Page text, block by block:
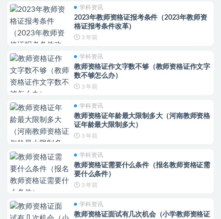
学科资讯
2023年教师资格证报考条件（2023年教师资
格证报考条件改革）
3 年前
学科资讯
教师资格证作文字数不够（教师资格证作文字
数不够怎么办）
3 年前
学科资讯
教师资格证年龄最大限制多大（河南教师资格
证年龄最大限制多大）
3 年前
学科资讯
教师资格证需要什么条件（报名教师资格证需
要什么条件）
3 年前
学科资讯
教师资格证面试有几次机会（小学教师资格证